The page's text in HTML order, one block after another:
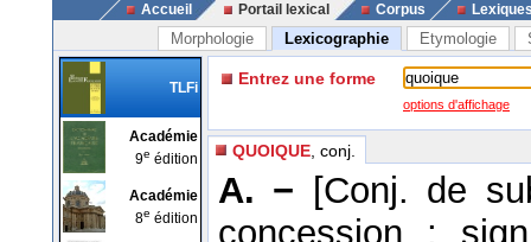
Accueil Portail lexical Corpus
Morphologie Lexicographie Etymologie
TLFi
Académie
9e édition
Académie
8e édition
Entrez une forme
options d'affichage
QUOIQUE , conj.
A. − [Conj. de
concession ;